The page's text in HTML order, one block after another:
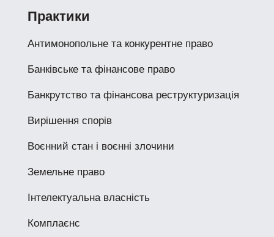
Практики
Антимонопольне та конкурентне право
Банківське та фінансове право
Банкрутство та фінансова реструктуризація
Вирішення спорів
Воєнний стан і воєнні злочини
Земельне право
Інтелектуальна власність
Комплаєнс